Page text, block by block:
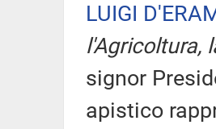
LUIGI
l'Agricoltura,
signor
apistico